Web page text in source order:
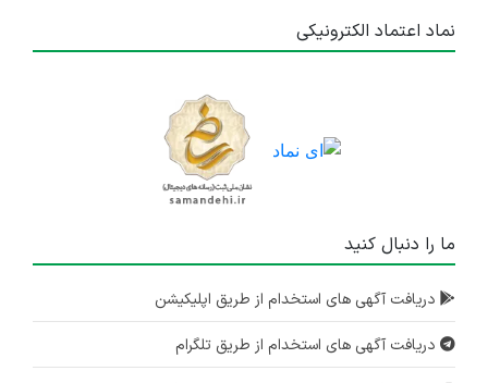
نماد اعتماد الکترونیکی
ما را دنبال کنید
دریافت آگهی های استخدام از طریق اپلیکیشن
دریافت آگهی های استخدام از طریق تلگرام